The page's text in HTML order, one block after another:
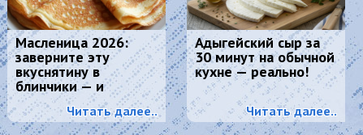
Масленица 2026:
заверните эту
вкуснятину в
блинчики — и
подавайте как
главное блюдоЧитать далее..
Адыгейский сыр за
30 минут на обычной
кухне — реально!
Читать далее..